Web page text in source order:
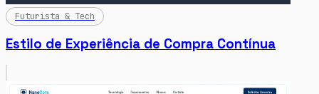
Futurista & Tech
Estilo de Experiência de Compra Contínua